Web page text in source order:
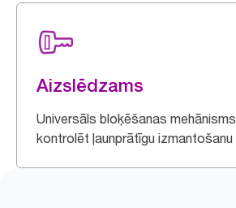
Aizslēdzams
Universāls bloķēšanas
kontrolēt ļaunprātīgu izmantošanu